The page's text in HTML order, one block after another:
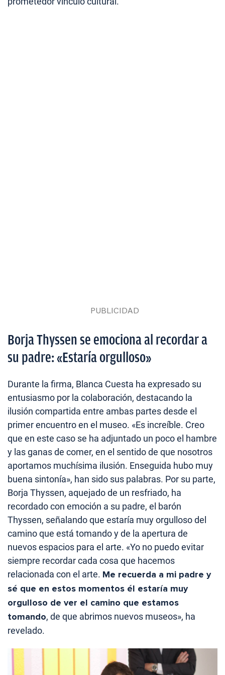
Borja Thyssen se emociona al recordar a
su padre: «Estaría orgulloso»
Durante la firma, Blanca Cuesta ha expresado su
entusiasmo por la colaboración, destacando la
ilusión compartida entre ambas partes desde el
primer encuentro en el museo. «Es increíble. Creo
que en este caso se ha adjuntado un poco el hambre
y las ganas de comer, en el sentido de que nosotros
aportamos muchísima ilusión. Enseguida hubo muy
buena sintonía», han sido sus palabras. Por su parte,
Borja Thyssen, aquejado de un resfriado, ha
recordado con emoción a su padre, el barón
Thyssen, señalando que estaría muy orgulloso del
camino que está tomando y de la apertura de
nuevos espacios para el arte. «Yo no puedo evitar
siempre recordar cada cosa que hacemos
relacionada con el arte. Me recuerda a mi padre y
sé que en estos momentos él estaría muy
orgulloso de ver el camino que estamos
tomando, de que abrimos nuevos museos», ha
revelado.